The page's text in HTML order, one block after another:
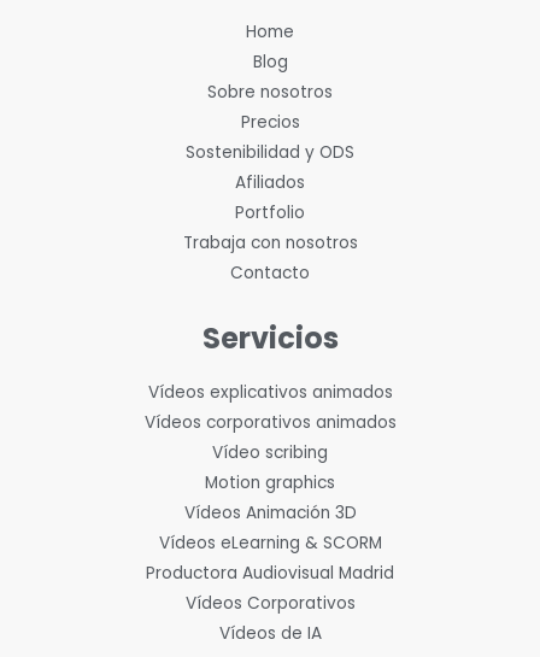
Home
Blog
Sobre nosotros
Precios
Sostenibilidad y ODS
Afiliados
Portfolio
Trabaja con nosotros
Contacto
Servicios
Vídeos explicativos animados
Vídeos corporativos animados
Vídeo scribing
Motion graphics
Vídeos Animación 3D
Vídeos eLearning & SCORM
Productora Audiovisual Madrid
Vídeos Corporativos
Vídeos de IA